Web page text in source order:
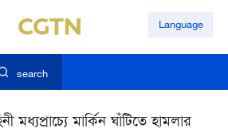
Language
search
মধ্যপ্রাচ্যে মার্কিন ঘাঁটিতে হামলার